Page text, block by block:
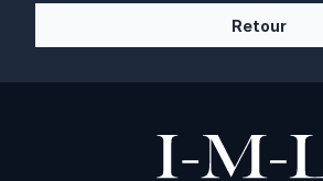
Retour